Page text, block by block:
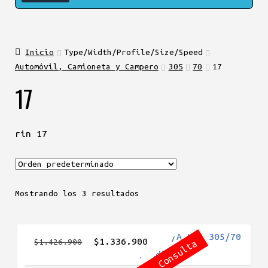
Inicio
Type/Width/Profile/Size/Speed
Automóvil, Camioneta y Campero
305 70 17
17
rin 17
Mostrando los 3 resultados
$1.426.900
El$1.336.900
precio